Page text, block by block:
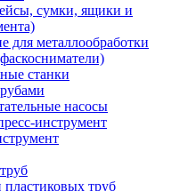
сумки, ящики и
для металлообработки
станки
насосы
инструмент
труб